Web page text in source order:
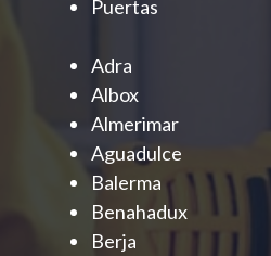
Puertas
Adra
Albox
Almerimar
Aguadulce
Balerma
Benahadux
Berja